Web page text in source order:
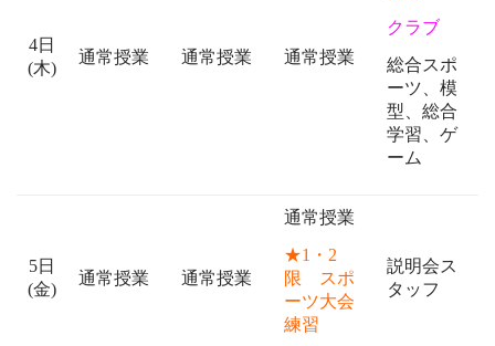
4日
(木)
通常授業 通常授業 通常授業
クラブ
総合スポ
ーツ、模
型、総合
学習、ゲ
ーム
5日
(金)
通常授業 通常授業
通常授業
★1・2
限 スポ
ーツ大会
練習
説明会ス
タッフ